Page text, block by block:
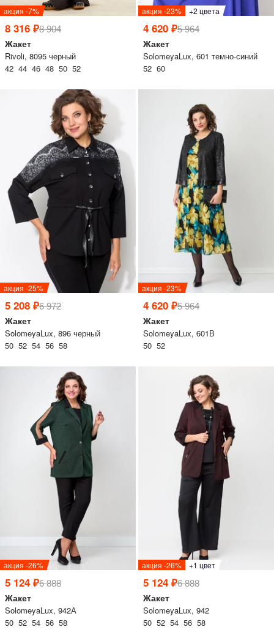
акция -7%
8 316 ₽8 904
Жакет
Rivoli, 8095 черный
42 44 46 48 50 52
акция -23% +2 цвета
4 620 ₽5 964
Жакет
SolomeyaLux, 601 темно-синий
52 60
акция -25%
5 208 ₽6 972
Жакет
SolomeyaLux, 896 черный
50 52 54 56 58
акция -23%
4 620 ₽5 964
Жакет
SolomeyaLux, 601В
50 52
акция -26%
5 124 ₽6 888
Жакет
SolomeyaLux, 942А
50 52 54 56 58
акция -26% +1 цвет
5 124 ₽6 888
Жакет
SolomeyaLux, 942
50 52 54 56 58